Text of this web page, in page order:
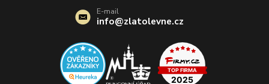
E-mail
info@zlatolevne.cz